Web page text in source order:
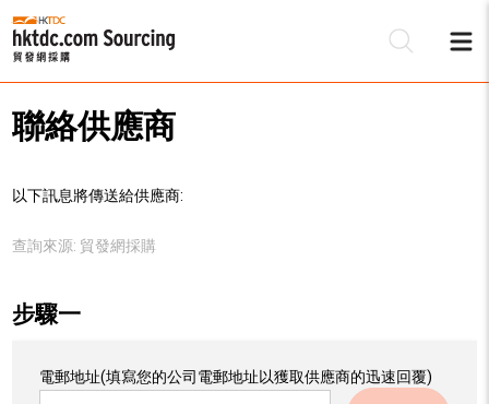
聯絡供應商
以下訊息將傳送給供應商:
查詢來源: 貿發網採購
步驟一
電郵地址(填寫您的公司電郵地址以獲取供應商的迅速回覆)